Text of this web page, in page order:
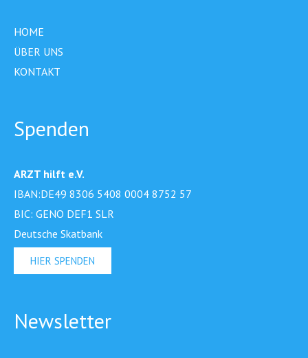
HOME
ÜBER UNS
KONTAKT
Spenden
ARZT hilft e.V.
IBAN:DE49 8306 5408 0004 8752 57
BIC: GENO DEF1 SLR
Deutsche Skatbank
HIER SPENDEN
Newsletter